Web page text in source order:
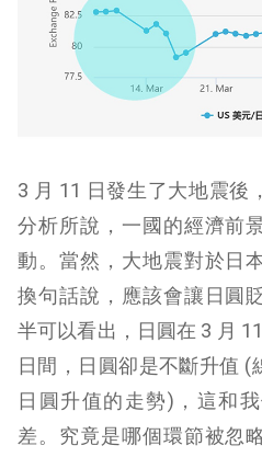
3 月 11 日發生了大地震後
分析所說，一國的經濟前
動。當然，大地震對於日
換句話說，應該會讓日圓
半可以看出，日圓在 3 月
日間，日圓卻是不斷升值 (
日圓升值的走勢)，這和
差。究竟是哪個環節被忽